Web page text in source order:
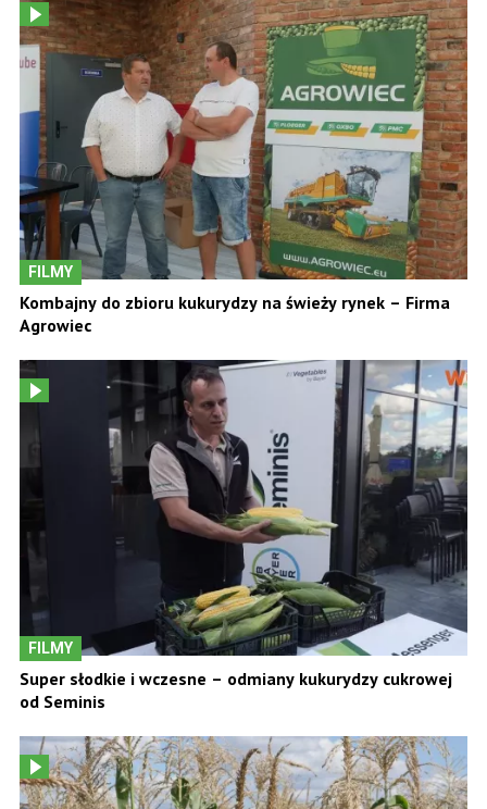
FILMY
Kombajny do zbioru kukurydzy na świeży rynek – Firma
Agrowiec
FILMY
Super słodkie i wczesne – odmiany kukurydzy cukrowej
od Seminis